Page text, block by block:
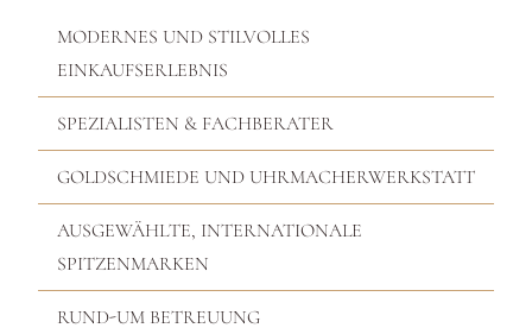
MODERNES UND STILVOLLES
EINKAUFSERLEBNIS
SPEZIALISTEN & FACHBERATER
GOLDSCHMIEDE UND UHRMACHERWERKSTATT
AUSGEWÄHLTE, INTERNATIONALE
SPITZENMARKEN
RUND-UM BETREUUNG